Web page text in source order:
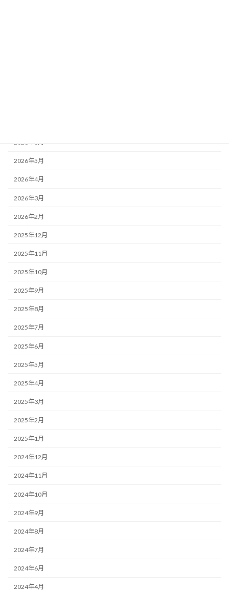
2026年6月
2026年5月
2026年4月
2026年3月
2026年2月
2025年12月
2025年11月
2025年10月
2025年9月
2025年8月
2025年7月
2025年6月
2025年5月
2025年4月
2025年3月
2025年2月
2025年1月
2024年12月
2024年11月
2024年10月
2024年9月
2024年8月
2024年7月
2024年6月
2024年4月